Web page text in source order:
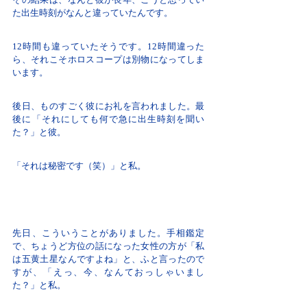
た出生時刻がなんと違っていたんです。
12時間も違っていたそうです。12時間違った
ら、それこそホロスコープは別物になってしま
います。
後日、ものすごく彼にお礼を言われました。最
後に「それにしても何で急に出生時刻を聞い
た？」と彼。
「それは秘密です（笑）」と私。
先日、こういうことがありました。手相鑑定
で、ちょうど方位の話になった女性の方が「私
は五黄土星なんですよね」と、ふと言ったので
すが、「えっ、今、なんておっしゃいまし
た？」と私。